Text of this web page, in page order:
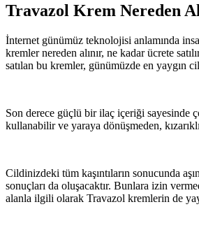
Travazol Krem Nereden
İnternet günümüz teknolojisi anlamında
kremler nereden alınır, ne kadar ücrete
satılan bu kremler, günümüzde en yaygın
Son derece güçlü bir ilaç içeriği sayesinde
kullanabilir ve yaraya dönüşmeden,
Cildinizdeki tüm kaşıntıların sonucunda
sonuçları da oluşacaktır. Bunlara izin
alanla ilgili olarak Travazol kremlerin de